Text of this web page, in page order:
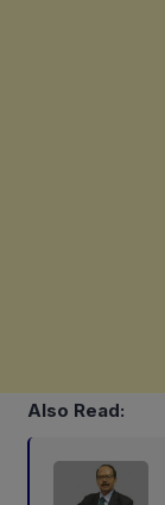
Also Read: